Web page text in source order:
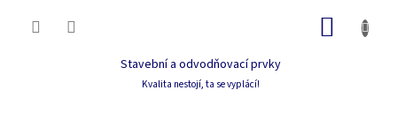
Stavební a odvodňovací prvky
Kvalita nestojí, ta se vyplácí!